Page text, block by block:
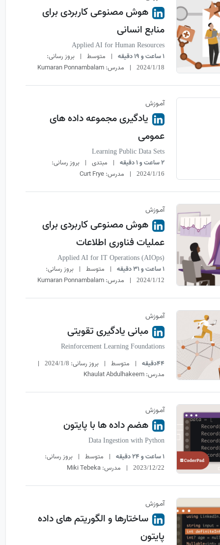
هوش مصنوعی کاربردی برای
منابع انسانی
Applied AI for Human Resources
1 ساعت و 19 دقیقه | متوسط | بروز رسانی:
2024/1/18
| مدرس:Kumaran Ponnambalam
آمـوزش
یادگیری مجموعه داده های
عمومی
Learning Public Data Sets
2 ساعت و 1 دقیقه | مبتدی | بروز رسانی:
2024/1/16
| مدرس:Curt Frye
آمـوزش
هوش مصنوعی کاربردی برای
عملیات فناوری اطلاعات
Applied AI for IT Operations (AIOps)
1 ساعت و 31 دقیقه | متوسط | بروز رسانی:
2024/1/12
| مدرس:Kumaran Ponnambalam
آمـوزش
مبانی یادگیری تقویتی
Reinforcement Learning Foundations
44دقیقه | متوسط | بروز رسانی: 2024/1/8
|
مدرس:Khaulat Abdulhakeem
آمـوزش
هضم داده ها با پایتون
Data Ingestion with Python
1 ساعت و 24 دقیقه | متوسط | بروز رسانی:
2023/12/22
| مدرس:Miki Tebeka
آمـوزش
ساختارها و الگوریتم های داده
پایتون